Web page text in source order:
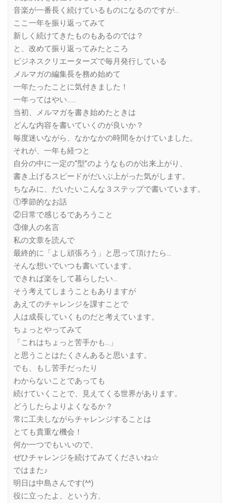
音楽が一番長く続けているものになるのですが…
ここ一年を振り返ってみて
新しく続けてきたものもあるのでは？
と、改めて振り返ってみたところ
ビジネスクリエーターズで毎月発行している
メルマガの編集長を務め始めて
一年たったことに気付きました！
一年ってはやい……
当初、メルマガを書き始めたときは
どんな内容を書いていくのが良いか？
毎度迷いながら、なかなかの時間をかけていました。
それが、一年も経つと
自分の中に一定の“型”のようなものが出来上がり、
書き上げるスピードがだいぶ上がった気がします。
ちなみに、だいたいこんな３ステップで書いています。
①季節的なお話
②日常で感じるであろうこと
③偉人の名言
私の文章を読んで
最終的に「よし頑張ろう」と思って頂けたら…
そんな想いでいつも書いています。
できれば楽をして暮らしたい…
そう考えてしまうこともありますが
あえてのチャレンジを課すことで
人は成長していくものだと考えています。
ちょっとやってみて
「これはちょっと苦手かも…」
と思うことはたくさんあると思います。
でも、もし苦手だったり
わからないことであっても
続けていくことで、見えてくる世界があります。
どうしたらよりよくなるか？
常に工夫しながらチャレンジすることは
とても貴重な機会！
何か一つでもいいので、
ぜひチャレンジを続けてみてくださいね☆
ではまた♪
明日は中島さんです(^^)
役に立ったよ、という方、